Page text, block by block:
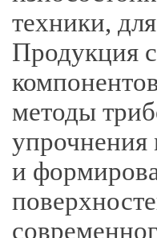
техники,
Продукция
методы
упрочнения
и